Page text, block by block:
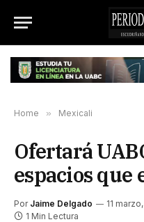
Home » Mexicali
Ofertará
espacios que
Por Jaime Delgado 11
1 Min Lectura